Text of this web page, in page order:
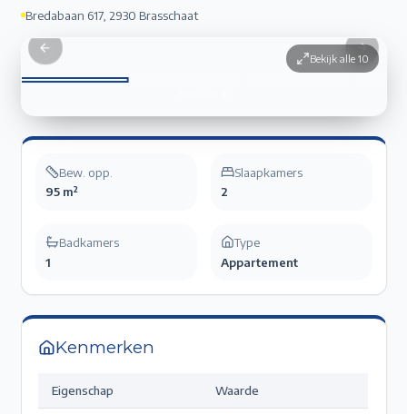
Bredabaan 617,2930 Brasschaat
Previous slide Next
Bekijk alle 10
Bew. opp.
95 m²
Slaapkamers
2
Badkamers
1
Type
Appartement
Kenmerken
Eigenschap Waarde